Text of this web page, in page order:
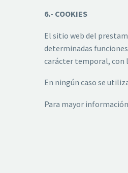
6.- COOKIES
El sitio web del
determinadas
carácter temporal, con
En ningún caso se
Para mayor